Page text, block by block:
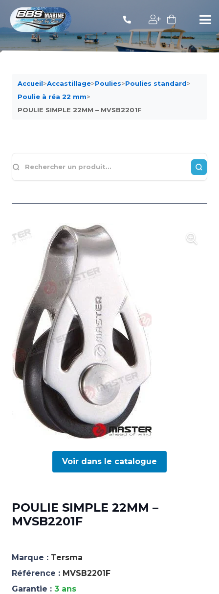
Accueil>Accastillage>Poulies>Poulies standard>
Poulie à réa 22 mm>
POULIE SIMPLE 22MM – MVSB2201F
Voir dans le catalogue
POULIE SIMPLE 22MM –
MVSB2201F
Marque : Tersma
Référence : MVSB2201F
Garantie : 3 ans